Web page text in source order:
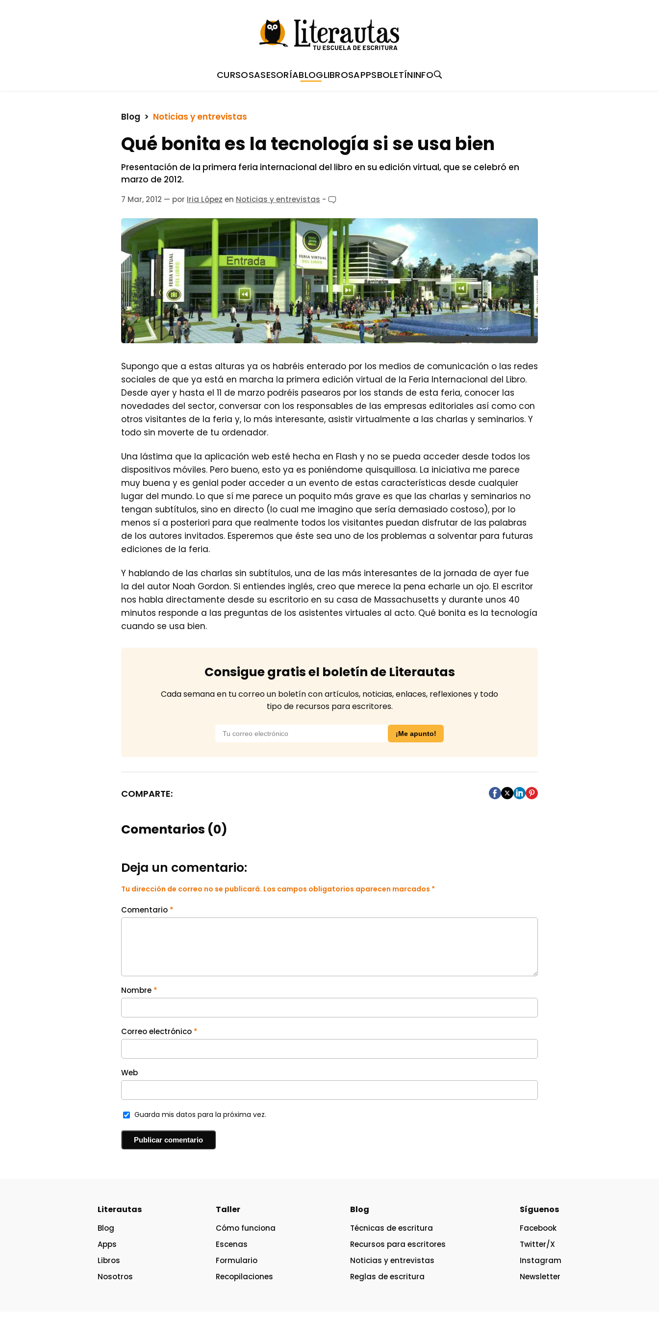
CURSOSASESORÍABLOGLIBROSAPPSBOLETÍNINFO
Blog
  >
Noticias y entrevistas
Qué bonita es la tecnología si se usa bien
Presentación de la primera feria internacional del libro en su edición virtual, que se celebró en
marzo de 2012.
7 Mar, 2012 — por Iria López en Noticias y entrevistas -
Supongo que a estas alturas ya os habréis enterado por los medios de comunicación o las redes
sociales de que ya está en marcha la primera edición virtual de la Feria Internacional del Libro.
Desde ayer y hasta el 11 de marzo podréis pasearos por los stands de esta feria, conocer las
novedades del sector, conversar con los responsables de las empresas editoriales así como con
otros visitantes de la feria y, lo más interesante, asistir virtualmente a las charlas y seminarios. Y
todo sin moverte de tu ordenador.
Una lástima que la aplicación web esté hecha en Flash y no se pueda acceder desde todos los
dispositivos móviles. Pero bueno, esto ya es poniéndome quisquillosa. La iniciativa me parece
muy buena y es genial poder acceder a un evento de estas características desde cualquier
lugar del mundo. Lo que sí me parece un poquito más grave es que las charlas y seminarios no
tengan subtítulos, sino en directo (lo cual me imagino que sería demasiado costoso), por lo
menos sí a posteriori para que realmente todos los visitantes puedan disfrutar de las palabras
de los autores invitados. Esperemos que éste sea uno de los problemas a solventar para futuras
ediciones de la feria.
Y hablando de las charlas sin subtítulos, una de las más interesantes de la jornada de ayer fue
la del autor Noah Gordon. Si entiendes inglés, creo que merece la pena echarle un ojo. El escritor
nos habla directamente desde su escritorio en su casa de Massachusetts y durante unos 40
minutos responde a las preguntas de los asistentes virtuales al acto. Qué bonita es la tecnología
cuando se usa bien.
Consigue gratis el boletín de Literautas
Cada semana en tu correo un boletín con artículos, noticias, enlaces, reflexiones y todo
tipo de recursos para escritores.
COMPARTE:
Comentarios (0)
Deja un comentario:
Tu dirección de correo no se publicará. Los campos obligatorios aparecen marcados *
Comentario *
Nombre *
Correo electrónico *
Web
Guarda mis datos para la próxima vez.
Literautas
Blog
Apps
Libros
Nosotros
Taller
Cómo funciona
Escenas
Formulario
Recopilaciones
Blog
Técnicas de escritura
Recursos para escritores
Noticias y entrevistas
Reglas de escritura
Síguenos
Facebook
Twitter/X
Instagram
Newsletter